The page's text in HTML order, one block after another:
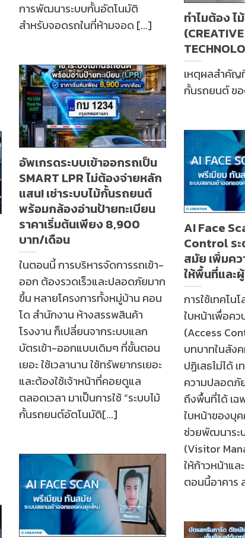
การพัฒนาระบบกั้นอัตโนมัติ
สำหรับจอดรถในที่ห้ามจอด [...]
ทำไมต้อง ไ
เหตุผลสำคัญ
กั้นรถยนต์ ขอ
อัพเกรดระบบเข้าออกรถเป็น
SMART LPR ไม่ต้องจ่ายหลัก
แสน! เช่าระบบไม้กั้นรถยนต์
พร้อมกล้องอ่านป้ายทะเบียน
ราคาเริ่มต้นเพียง 8,900
บาท/เดือน
ในตอนนี้ การบริหารจัดการรถเข้า-
ออก ต้องรวดเร็วและปลอดภัยมาก
ขึ้น หลายโครงการทั้งหมู่บ้าน คอน
โด สำนักงาน ห้างสรรพสินค้า
โรงงาน ก็เปลี่ยนจากระบบแลก
บัตรเข้า-ออกแบบเดิมๆ ที่ขั้นตอน
เยอะ ใช้เวลานาน ใช้ทรัพยากรเยอะ
และต้องใช้เจ้าหน้าที่คอยดูแล
ตลอดเวลา มาเป็นการใช้ “ระบบไม้
กั้นรถยนต์อัตโนมัติ[...]
AI Face
Control ร
สมัย เพิ่มค
ให้พื้นที่และผู้
การใช้เทคโน
ใบหน้าเพื่อคว
(Access
บทบาทในสัง
ปฏิเสธไม่ได้
ความปลอดภั
ถึงพื้นที่ได้ เฉ
ใบหน้าของบุ
ช่วยพัฒนาร
(Visitor
ให้ก้าวหน้าแล
ตอนนี้อาคาร